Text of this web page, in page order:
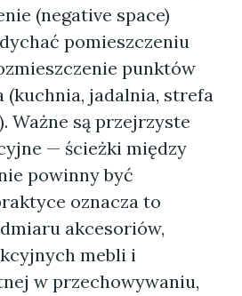
(negative space)
pomieszczeniu
punktów
(kuchnia, jadalnia, strefa
Ważne są przejrzyste
— ścieżki między
powinny być
oznacza to
akcesoriów,
mebli i
w przechowywaniu,